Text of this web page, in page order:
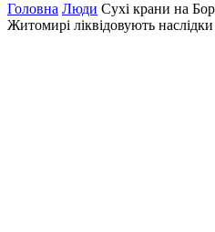
Головна Люди Сухі крани на
Житомирі ліквідовують наслідки